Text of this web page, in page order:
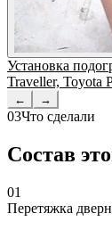
Установка
Traveller, Toyota
← →
03Что сделали
Состав
01
Перетяжка